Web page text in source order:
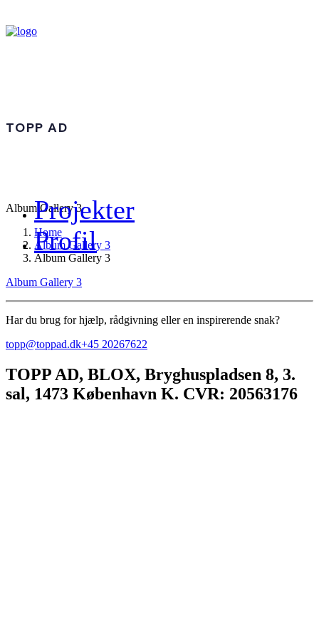
Projekter
Profil
TOPP AD
Album Gallery 3
Home
Album Gallery 3
Album Gallery 3
Album Gallery 3
Har du brug for hjælp, rådgivning eller en inspirerende snak?
topp@toppad.dk+45 20267622
TOPP AD, BLOX, Bryghuspladsen 8, 3.
sal, 1473 København K. CVR: 20563176